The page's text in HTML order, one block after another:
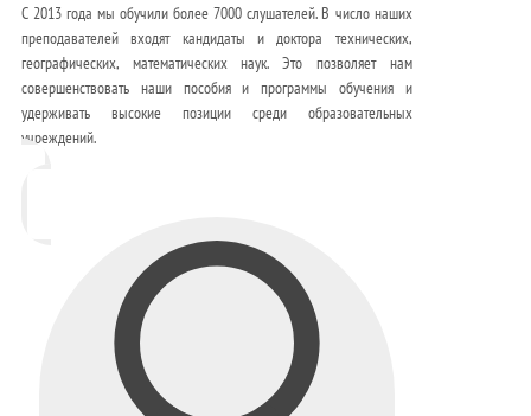
С 2013 года мы обучили более 7000 слушателей. В число наших
преподавателей входят кандидаты и доктора технических,
географических, математических наук. Это позволяет нам
совершенствовать наши пособия и программы обучения и
удерживать высокие позиции среди образовательных
учреждений.